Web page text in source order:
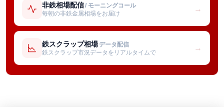
非鉄相場配信/ モーニングコール
毎朝の非鉄金属相場をお届け
→
鉄スクラップ相場 データ配信
鉄スクラップ市況データをリアルタイムで
→